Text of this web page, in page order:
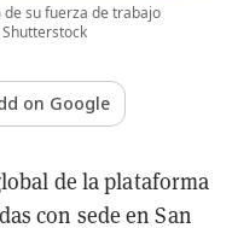
de su fuerza de trabajo
on Google
de la plataforma
con sede en San